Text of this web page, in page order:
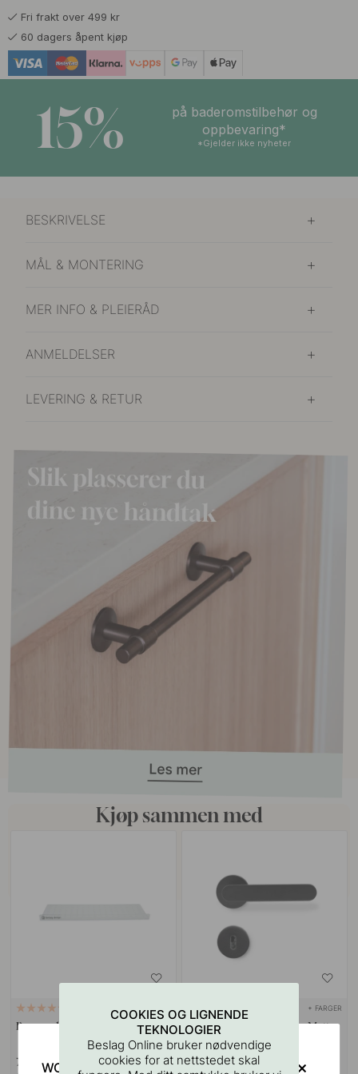
Fri frakt over 499 kr
60 dagers åpent kjøp
15%
på baderomstilbehør og
oppbevaring*
*Gjelder ikke nyheter
BESKRIVELSE
MÅL & MONTERING
MER INFO & PLEIERÅD
ANMELDELSER
LEVERING & RETUR
Kjøp sammen med
Boremal for Håndtak & Knotter
75 kr
2 + FARGER
Dørhåndtak Vibe Plain - Matt
Sort
1 449 kr
COOKIES OG LIGNENDE
TEKNOLOGIER
Beslag Online bruker nødvendige
cookies for at nettstedet skal
WOULD YOU RATHER VISIT?